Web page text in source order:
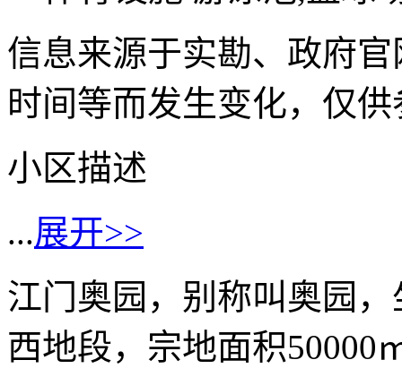
信息来源于实勘、政府
时间等而发生变化，仅
小区描述
...展开>>
江门奥园，别称叫奥园
西地段，宗地面积50000